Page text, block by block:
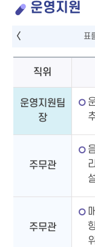
운영지원
직위
운영지원팀
장
주무관
주무관